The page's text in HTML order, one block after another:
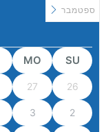
ספטמבר
SU
MO
26
27
2
3